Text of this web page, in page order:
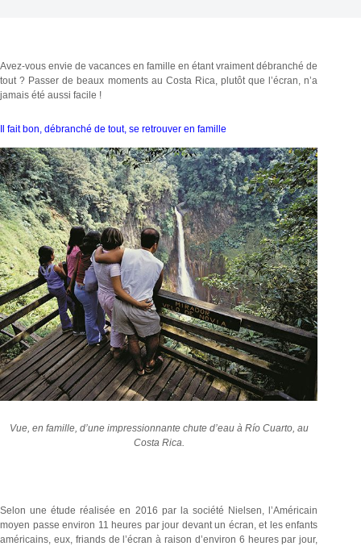
Avez-vous envie de vacances en famille en étant vraiment débranché de
tout ? Passer de beaux moments au Costa Rica, plutôt que l’écran, n’a
jamais été aussi facile !
Il fait bon, débranché de tout, se retrouver en famille
Vue, en famille, d’une impressionnante chute d’eau à Río Cuarto, au
Costa Rica.
Selon une étude réalisée en 2016 par la société Nielsen, l’Américain
moyen passe environ 11 heures par jour devant un écran, et les enfants
américains, eux, friands de l’écran à raison d’environ 6 heures par jour,